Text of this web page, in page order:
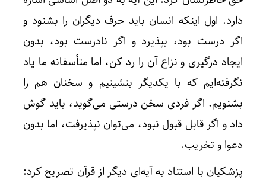
دارد. اول اینکه انسان باید حرف دیگران را بشنود و
اگر درست بود، بپذیرد و اگر نادرست بود، بدون
ایجاد درگیری و نزاع آن را رد کن، اما متأسفانه ما یاد
نگرفته‌ایم که با یکدیگر بنشینیم و سخنان هم را
بشنویم. اگر فردی سخن درستی می‌گوید، باید گوش
داد و اگر قابل قبول نبود، می‌توان نپذیرفت، اما بدون
دعوا و تخریب.
پزشکیان با استناد به آیه‌ای دیگر از قرآن تصریح کرد: